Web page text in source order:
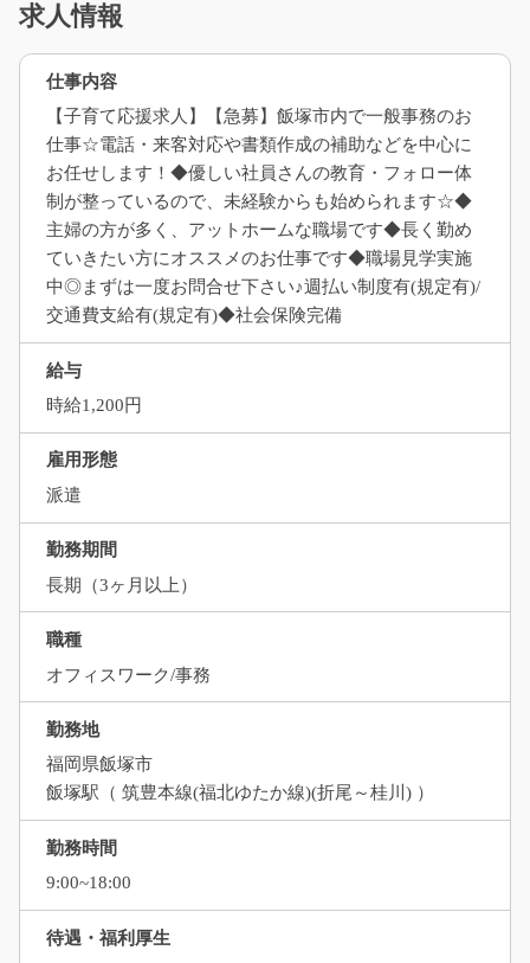
求人情報
仕事内容
【子育て応援求人】【急募】飯塚市内で一般事務のお
仕事☆電話・来客対応や書類作成の補助などを中心に
お任せします！◆優しい社員さんの教育・フォロー体
制が整っているので、未経験からも始められます☆◆
主婦の方が多く、アットホームな職場です◆長く勤め
ていきたい方にオススメのお仕事です◆職場見学実施
中◎まずは一度お問合せ下さい♪週払い制度有(規定有)/
交通費支給有(規定有)◆社会保険完備
給与
時給1,200円
雇用形態
派遣
勤務期間
長期（3ヶ月以上）
職種
オフィスワーク/事務
勤務地
福岡県飯塚市
飯塚駅（ 筑豊本線(福北ゆたか線)(折尾～桂川) ）
勤務時間
9:00~18:00
待遇・福利厚生